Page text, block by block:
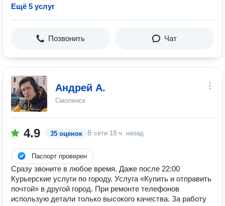
Ещё 5 услуг
Позвонить Чат
Андрей А.
Смоленск
4.9 35 оценок В сети 18 ч. назад
Паспорт проверен
Сразу звоните в любое время. Даже после 22:00
Курьерские услуги по городу. Услуга «Купить и отправить
почтой» в другой город. При ремонте телефонов
использую детали только высокого качества. За работу